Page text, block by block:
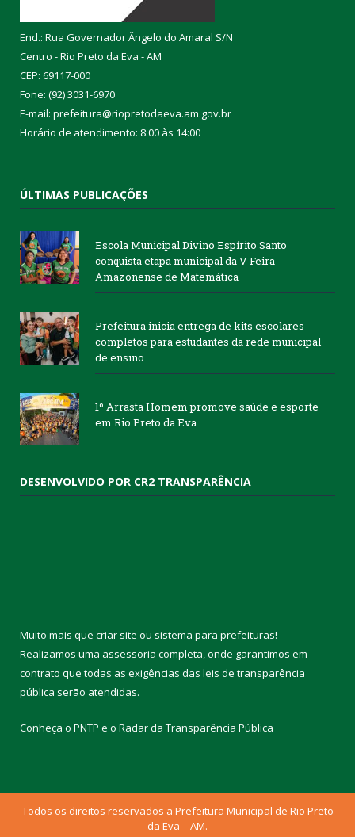
End.: Rua Governador Ângelo do Amaral S/N
Centro - Rio Preto da Eva - AM
CEP: 69117-000
Fone: (92) 3031-6970
E-mail: prefeitura@riopretodaeva.am.gov.br
Horário de atendimento: 8:00 às 14:00
ÚLTIMAS PUBLICAÇÕES
Escola Municipal Divino Espírito Santo
conquista etapa municipal da V Feira
Amazonense de Matemática
Prefeitura inicia entrega de kits escolares
completos para estudantes da rede municipal
de ensino
1º Arrasta Homem promove saúde e esporte
em Rio Preto da Eva
DESENVOLVIDO POR CR2 TRANSPARÊNCIA
Muito mais que criar site ou sistema para prefeituras!
Realizamos uma assessoria completa, onde garantimos em
contrato que todas as exigências das leis de transparência
pública serão atendidas.
Conheça o PNTP e o Radar da Transparência Pública
Todos os direitos reservados a Prefeitura Municipal de Rio Preto
da Eva – AM.